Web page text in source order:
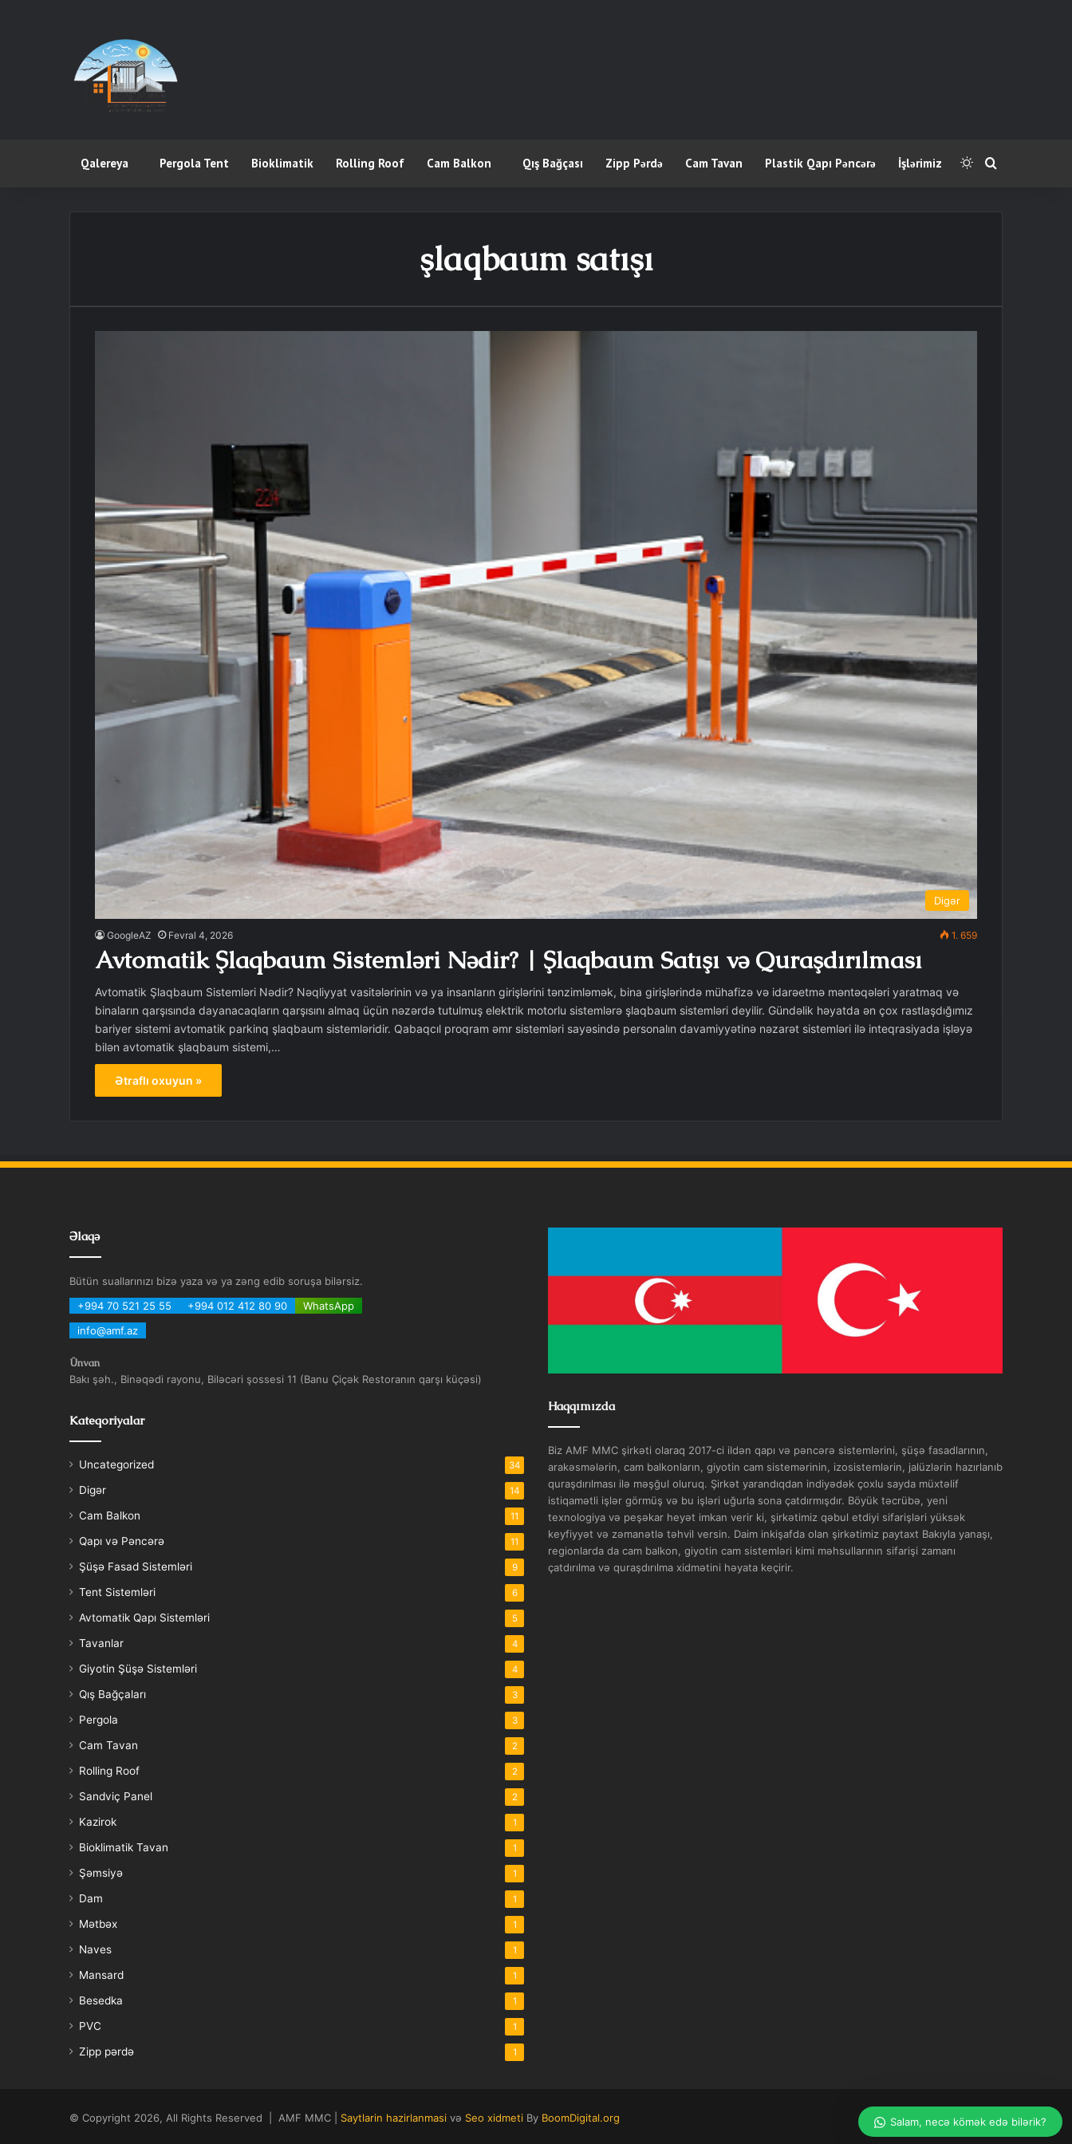
Qalereya Pergola Tent Bioklimatik Rolling Roof Cam Balkon Qış Bağçası Zipp Pərdə Cam Tavan Plastik Qapı Pəncərə İşlərimiz Switch skin
şlaqbaum satışı
Digər
GoogleAZ Fevral 4, 2026 1. 659
Avtomatik Şlaqbaum Sistemləri Nədir? | Şlaqbaum Satışı və Quraşdırılması
Avtomatik Şlaqbaum Sistemləri Nədir? Nəqliyyat vasitələrinin və ya insanların girişlərini tənzimləmək, bina girişlərində mühafizə və idarəetmə məntəqələri yaratmaq və
binaların qarşısında dayanacaqların qarşısını almaq üçün nəzərdə tutulmuş elektrik motorlu sistemlərə şlaqbaum sistemləri deyilir. Gündəlik həyatda ən çox rastlaşdığımız
bariyer sistemi avtomatik parkinq şlaqbaum sistemləridir. Qabaqcıl proqram əmr sistemləri sayəsində personalın davamiyyətinə nəzarət sistemləri ilə inteqrasiyada işləyə
bilən avtomatik şlaqbaum sistemi,…
Ətraflı oxuyun »
Əlaqə
Bütün suallarınızı bizə yaza və ya zəng edib soruşa bilərsiz.
+994 70 521 25 55
+994 012 412 80 90
WhatsApp
info@amf.az
Ünvan
Bakı şəh., Binəqədi rayonu, Biləcəri şossesi 11 (Banu Çiçək Restoranın qarşı küçəsi)
Kateqoriyalar
Uncategorized 34
Digər 14
Cam Balkon 11
Qapı və Pəncərə 11
Şüşə Fasad Sistemləri 9
Tent Sistemləri 6
Avtomatik Qapı Sistemləri 5
Tavanlar 4
Giyotin Şüşə Sistemləri 4
Qış Bağçaları 3
Pergola 3
Cam Tavan 2
Rolling Roof 2
Sandviç Panel 2
Kazirok 1
Bioklimatik Tavan 1
Şəmsiyə 1
Dam 1
Mətbəx 1
Naves 1
Mansard 1
Besedka 1
PVC 1
Zipp pərdə 1
Haqqımızda
Biz AMF MMC şirkəti olaraq 2017-ci ildən qapı və pəncərə sistemlərini, şüşə fasadlarının,
arakəsmələrin, cam balkonların, giyotin cam sistemərinin, izosistemlərin, jalüzlərin hazırlanıb
quraşdırılması ilə məşğul oluruq. Şirkət yarandıqdan indiyədək çoxlu sayda müxtəlif
istiqamətli işlər görmüş və bu işləri uğurla sona çatdırmışdır. Böyük təcrübə, yeni
texnologiya və peşəkar heyət imkan verir ki, şirkətimiz qəbul etdiyi sifarişləri yüksək
keyfiyyət və zəmanətlə təhvil versin. Daim inkişafda olan şirkətimiz paytaxt Bakıyla yanaşı,
regionlarda da cam balkon, giyotin cam sistemləri kimi məhsullarının sifarişi zamanı
çatdırılma və quraşdırılma xidmətini həyata keçirir.
© Copyright 2026, All Rights Reserved | AMF MMC | Saytlarin hazirlanmasi və Seo xidmeti By BoomDigital.org Salam, necə kömək edə bilərik?